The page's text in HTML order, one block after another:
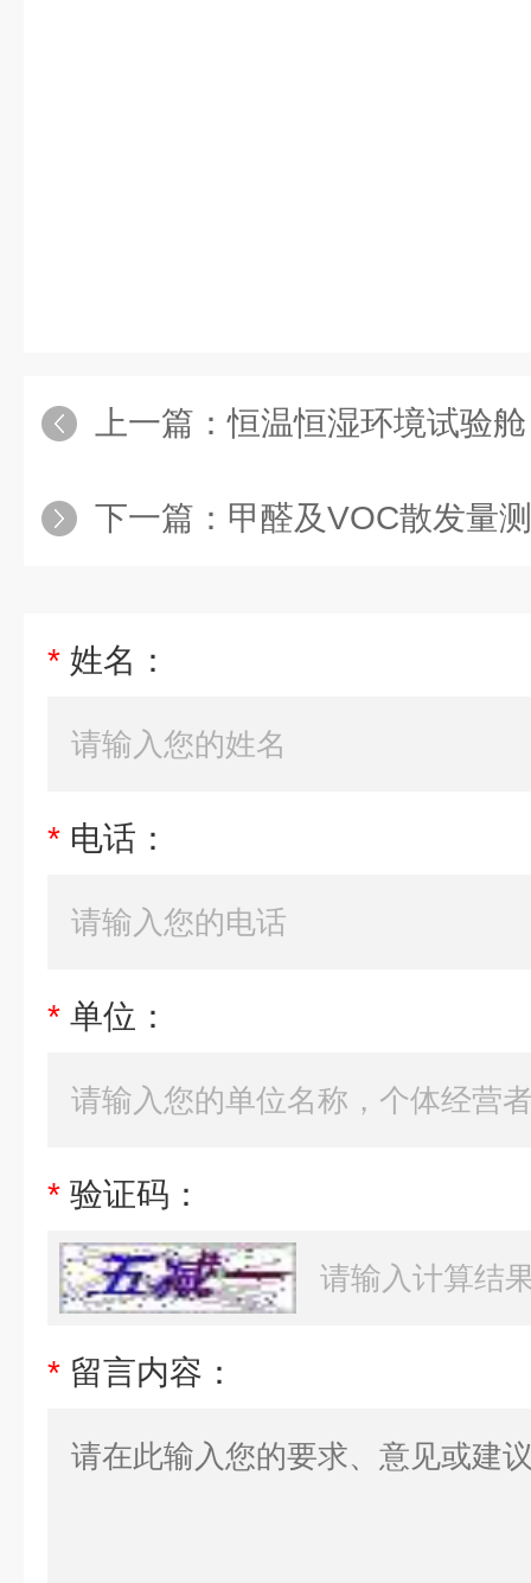
上一篇：恒温恒湿环境试验舱
下一篇： 甲醛及VOC散发量
* 姓名：
* 电话：
* 单位：
* 验证码：
* 留言内容：